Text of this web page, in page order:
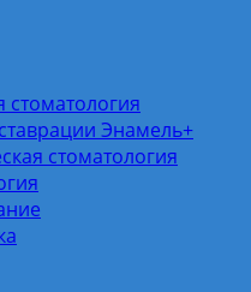
стоматология
Энамель+
стоматология